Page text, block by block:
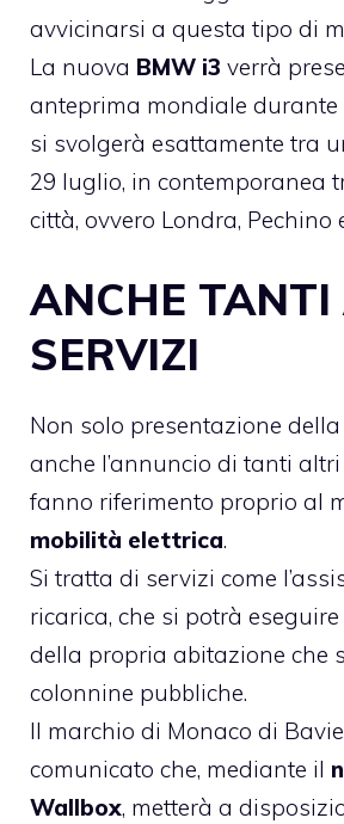
avvicinarsi a questa tipo di
La nuova BMW i3 verrà
anteprima mondiale durante
si svolgerà esattamente tra
29 luglio, in contemporanea
città, ovvero Londra, Pechino
ANCHE TANTI
SERVIZI
Non solo presentazione
anche l’annuncio di tanti
fanno riferimento proprio al
mobilità elettrica.
Si tratta di servizi come
ricarica, che si potrà
della propria abitazione che
colonnine pubbliche.
Il marchio di Monaco di
comunicato che, mediante il
Wallbox, metterà a